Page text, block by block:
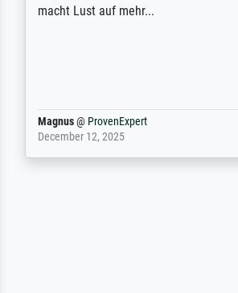
unterschritten. Die Qualität des Papiers
Dr.@ProvenExpert
February 3, 2026